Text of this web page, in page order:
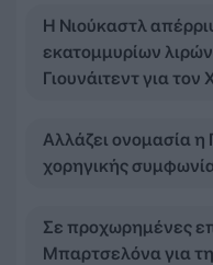
Η Νιούκαστλ
εκατομμυρίων
Γιουνάιτεντ για τον
Αλλάζει ονομασία
χορηγικής
Σε προχωρημένες
Μπαρτσελόνα για